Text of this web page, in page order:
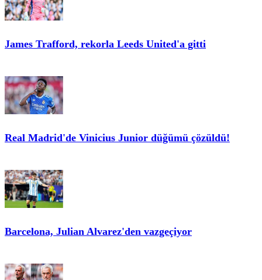
James Trafford, rekorla Leeds United'a gitti
Real Madrid'de Vinicius Junior düğümü çözüldü!
Barcelona, Julian Alvarez'den vazgeçiyor